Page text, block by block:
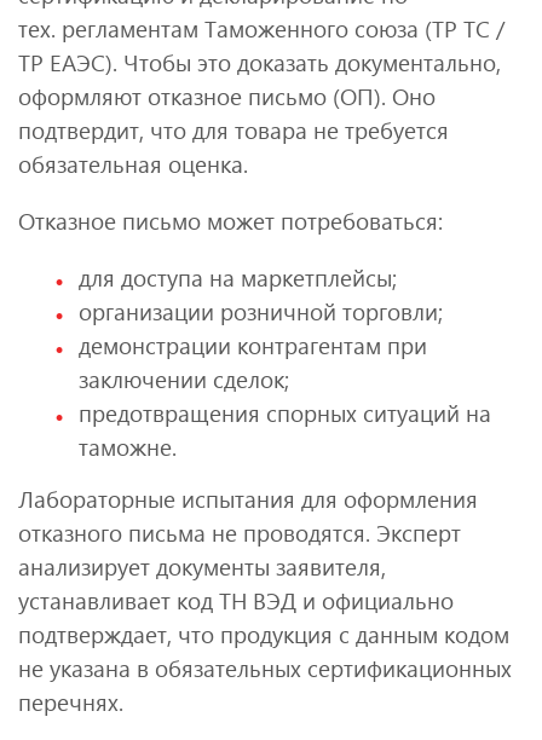
тех. регламентам Таможенного союза (ТР ТС /
ТР ЕАЭС). Чтобы это доказать документально,
оформляют отказное письмо (ОП). Оно
подтвердит, что для товара не требуется
обязательная оценка.
Отказное письмо может потребоваться:
для доступа на маркетплейсы;
организации розничной торговли;
демонстрации контрагентам при
заключении сделок;
предотвращения спорных ситуаций на
таможне.
Лабораторные испытания для оформления
отказного письма не проводятся. Эксперт
анализирует документы заявителя,
устанавливает код ТН ВЭД и официально
подтверждает, что продукция с данным кодом
не указана в обязательных сертификационных
перечнях.